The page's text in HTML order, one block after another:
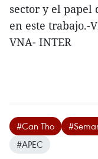
sector y el papel
en este trabajo.-
VNA- INTER
#Can Tho
#APEC